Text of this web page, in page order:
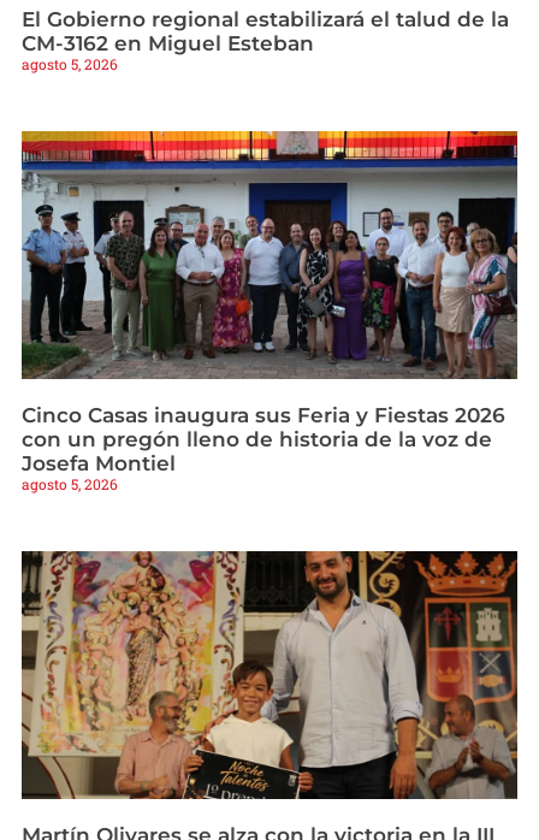
El Gobierno regional estabilizará el talud de la
CM-3162 en Miguel Esteban
agosto 5, 2026
Cinco Casas inaugura sus Feria y Fiestas 2026
con un pregón lleno de historia de la voz de
Josefa Montiel
agosto 5, 2026